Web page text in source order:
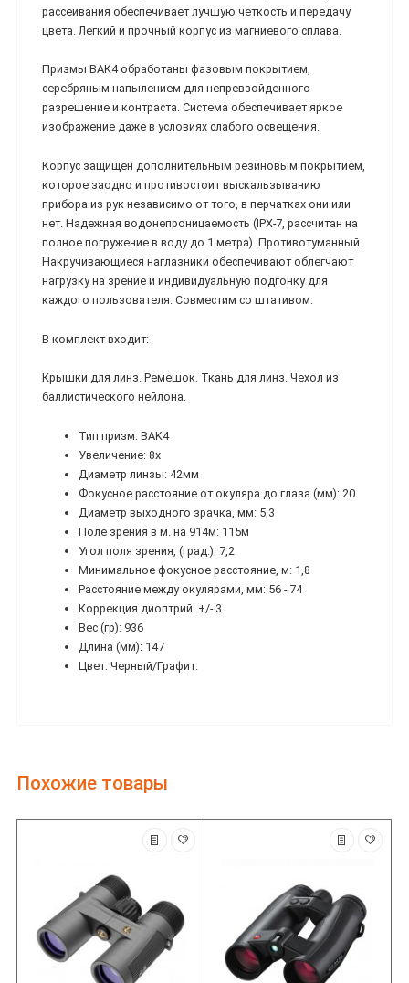
рассеивания обеспечивает лучшую четкость и передачу
цвета. Легкий и прочный корпус из магниевого сплава.
Призмы BAK4 обработаны фазовым покрытием,
серебряным напылением для непревзойденного
разрешение и контраста. Система обеспечивает яркое
изображение даже в условиях слабого освещения.
Корпус защищен дополнительным резиновым покрытием,
которое заодно и противостоит выскальзыванию
прибора из рук независимо от того, в перчатках они или
нет. Надежная водонепроницаемость (IPX-7, рассчитан на
полное погружение в воду до 1 метра). Противотуманный.
Накручивающиеся наглазники обеспечивают облегчают
нагрузку на зрение и индивидуальную подгонку для
каждого пользователя. Совместим со штативом.
В комплект входит:
Крышки для линз. Ремешок. Ткань для линз. Чехол из
баллистического нейлона.
Тип призм: BAK4
Увеличение: 8х
Диаметр линзы: 42мм
Фокусное расстояние от окуляра до глаза (мм): 20
Диаметр выходного зрачка, мм: 5,3
Поле зрения в м. на 914м: 115м
Угол поля зрения, (град.): 7,2
Минимальное фокусное расстояние, м: 1,8
Расстояние между окулярами, мм: 56 - 74
Коррекция диоптрий: +/- 3
Вес (гр): 936
Длина (мм): 147
Цвет: Черный/Графит.
Похожие товары